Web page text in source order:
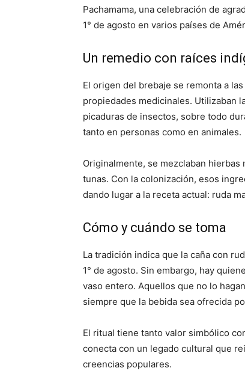
Pachamama, una celebración de
1° de agosto en varios países de
Un remedio con raíces
El origen del brebaje se remonta a
propiedades medicinales. Utilizaban
picaduras de insectos, sobre todo
tanto en personas como en animales.
Originalmente, se mezclaban
tunas. Con la colonización, esos
dando lugar a la receta actual: ruda
Cómo y cuándo se toma
La tradición indica que la caña con
1° de agosto. Sin embargo, hay
vaso entero. Aquellos que no lo
siempre que la bebida sea ofrecida
El ritual tiene tanto valor simbólico
conecta con un legado cultural que
creencias populares.